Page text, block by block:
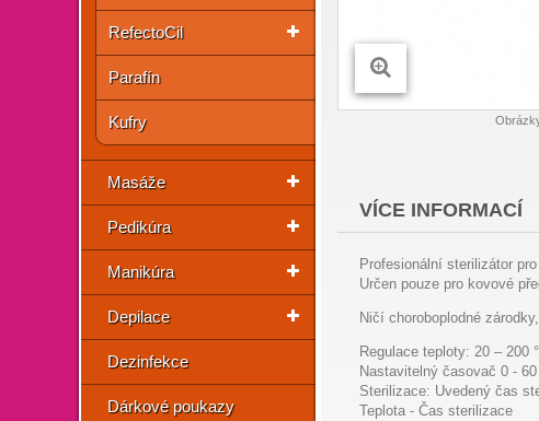
RefectoCil
Parafín
Kufry
Masáže
Pedikúra
Manikúra
Depilace
Dezinfekce
Dárkové poukazy
VÍCE INFORMACÍ
Profesionální sterilizátor
Určen pouze pro kovové
Ničí choroboplodné
Regulace teploty: 20 – 200
Nastavitelný časovač 0 -
Sterilizace: Uvedený čas
Teplota - Čas sterilizace